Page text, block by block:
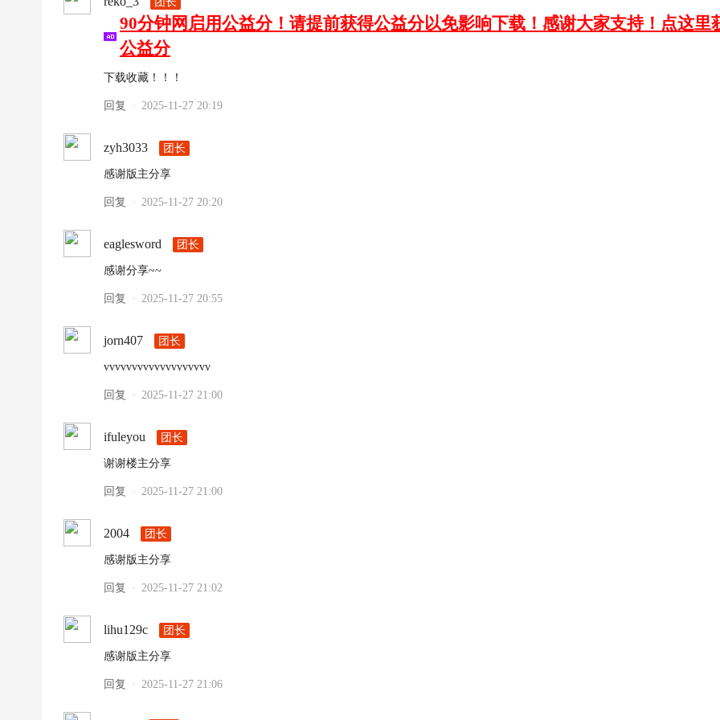
90分钟网启用公益分！请提前获得公益分以免影响下载！感谢大家支持！点这里
公益分
下载收藏！！！
回复 · 2025-11-27 20:19
zyh3033 团长
感谢版主分享
回复 · 2025-11-27 20:20
eaglesword 团长
感谢分享~~
回复 · 2025-11-27 20:55
jorn407 团长
vvvvvvvvvvvvvvvvvvv
回复 · 2025-11-27 21:00
ifuleyou 团长
谢谢楼主分享
回复 · 2025-11-27 21:00
2004 团长
感谢版主分享
回复 · 2025-11-27 21:02
lihu129c 团长
感谢版主分享
回复 · 2025-11-27 21:06